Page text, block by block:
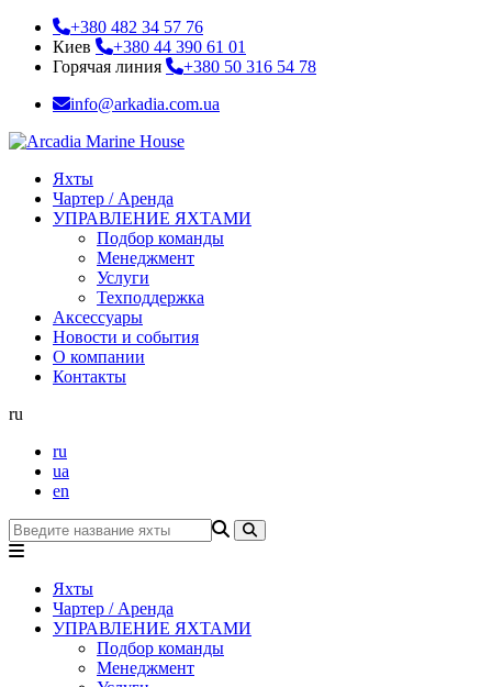
+380 482 34 57 76
Киев
+380 44 390 61 01
Горячая линия
+380 50 316 54 78
info@arkadia.com.ua
Яхты
Чартер / Аренда
УПРАВЛЕНИЕ ЯХТАМИ
Подбор команды
Менеджмент
Услуги
Техподдержка
Аксессуары
Новости и события
О компании
Контакты
ru
ru
ua
en
Яхты
Чартер / Аренда
УПРАВЛЕНИЕ ЯХТАМИ
Подбор команды
Менеджмент